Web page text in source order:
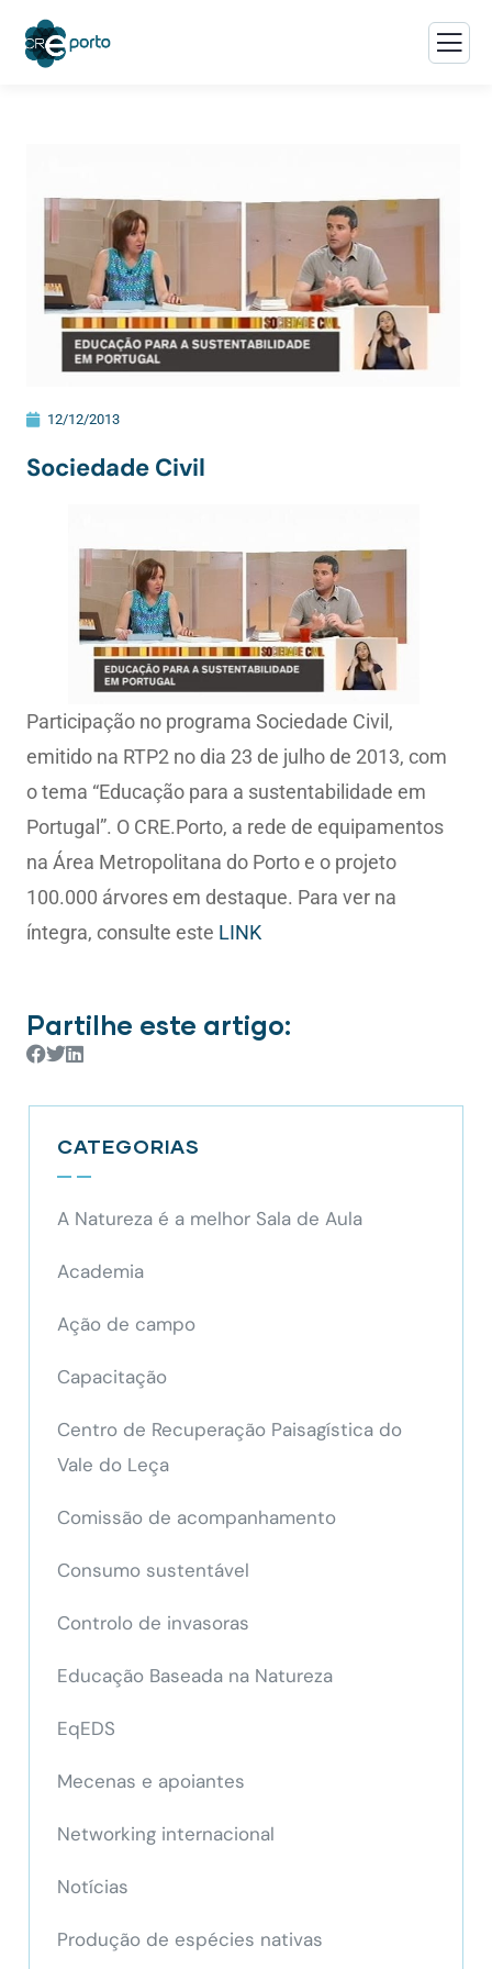
12/12/2013
Sociedade Civil
Participação no programa Sociedade Civil,
emitido na RTP2 no dia 23 de julho de 2013, com
o tema “Educação para a sustentabilidade em
Portugal”. O CRE.Porto, a rede de equipamentos
na Área Metropolitana do Porto e o projeto
100.000 árvores em destaque. Para ver na
íntegra, consulte este LINK
Partilhe este artigo:
CATEGORIAS
A Natureza é a melhor Sala de Aula
Academia
Ação de campo
Capacitação
Centro de Recuperação Paisagística do
Vale do Leça
Comissão de acompanhamento
Consumo sustentável
Controlo de invasoras
Educação Baseada na Natureza
EqEDS
Mecenas e apoiantes
Networking internacional
Notícias
Produção de espécies nativas